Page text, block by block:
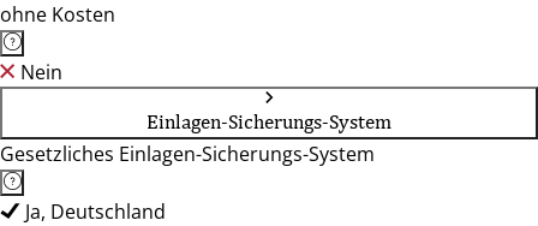
ohne Kosten
Nein
Einlagen-Sicherungs-System
Gesetzliches Einlagen-Sicherungs-System
Ja, Deutschland